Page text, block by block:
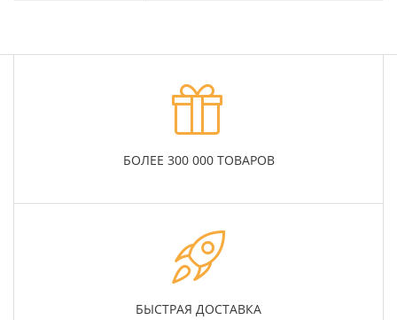
БОЛЕЕ 300 000 ТОВАРОВ
БЫСТРАЯ ДОСТАВКА